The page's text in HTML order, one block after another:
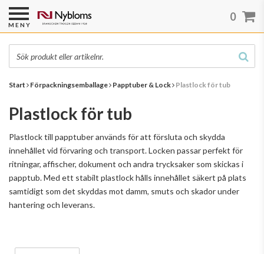
Start Förpackningsemballage Papptuber & Lock Plastlock för tub
Plastlock för tub
Plastlock till papptuber används för att försluta och skydda
innehållet vid förvaring och transport. Locken passar perfekt för
ritningar, affischer, dokument och andra trycksaker som skickas i
papptub. Med ett stabilt plastlock hålls innehållet säkert på plats
samtidigt som det skyddas mot damm, smuts och skador under
hantering och leverans.
MENY
0